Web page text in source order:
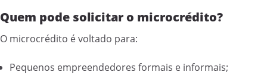
Quem pode solicitar o microcrédito?
O microcrédito é voltado para:
Pequenos empreendedores formais e informais;